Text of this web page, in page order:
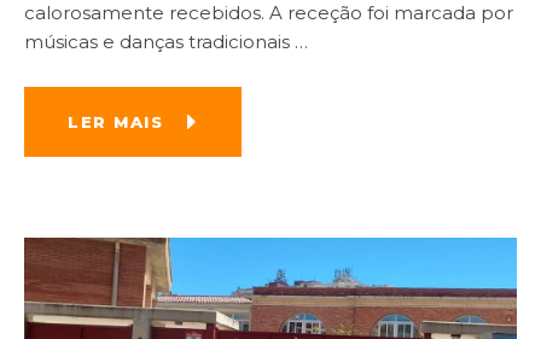
calorosamente recebidos. A receção foi marcada por
músicas e danças tradicionais …
LER MAIS